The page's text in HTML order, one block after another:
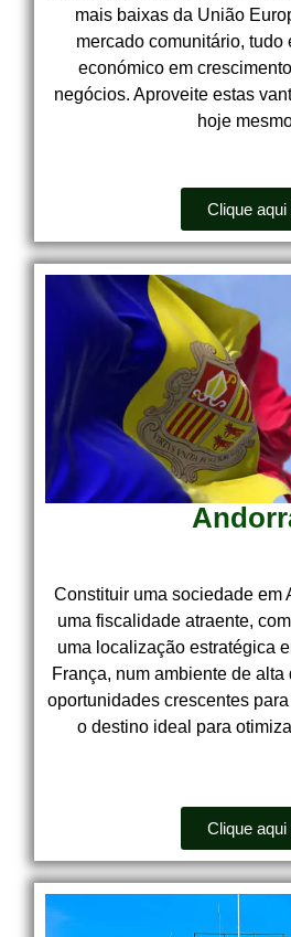
mais baixas da União
mercado comunitário, tudo
económico em
negócios. Aproveite estas
hoje
Clique aqui
Constituir uma sociedade em
uma fiscalidade atraente,
uma localização estratégica
França, num ambiente de
oportunidades crescentes
o destino ideal para
Clique aqui